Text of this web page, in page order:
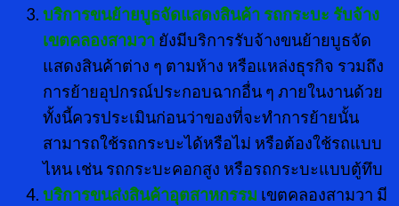
บริการขนย้ายบูธจัดแสดงสินค้า รถกระบะ รับจ้าง
เขตคลองสามวา ยังมีบริการรับจ้างขนย้ายบูธจัด
แสดงสินค้าต่าง ๆ ตามห้าง หรือแหล่งธุรกิจ รวมถึง
การย้ายอุปกรณ์ประกอบฉากอื่น ๆ ภายในงานด้วย
ทั้งนี้ควรประเมินก่อนว่าของที่จะทำการย้ายนั้น
สามารถใช้รถกระบะได้หรือไม่ หรือต้องใช้รถแบบ
ไหน เช่น รถกระบะคอกสูง หรือรถกระบะแบบตู้ทึบ
บริการขนส่งสินค้าอุตสาหกรรม เขตคลองสามวา มี